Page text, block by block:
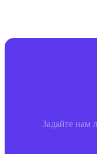
Задайте нам